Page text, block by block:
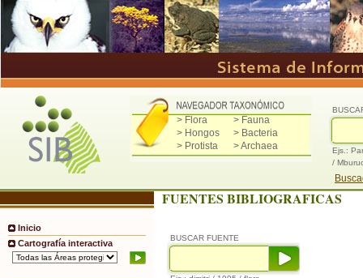
> Flora
> Fauna
> Hongos
> Bacteria
> Protista
> Archaea
Ejs.:
/
Inicio
Cartografía interactiva
FUENTES BIBLIOGRAFICAS
BUSCAR FUENTE